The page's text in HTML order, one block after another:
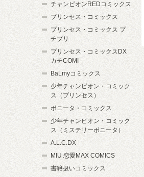
チャンピオンREDコミックス
プリンセス・コミックス
プリンセス・コミックス プ
チプリ
プリンセス・コミックスDX
カチCOMI
BaLmyコミックス
少年チャンピオン・コミック
ス（プリンセス）
ボニータ・コミックス
少年チャンピオン・コミック
ス（ミステリーボニータ）
A.L.C.DX
MIU 恋愛MAX COMICS
書籍扱いコミックス